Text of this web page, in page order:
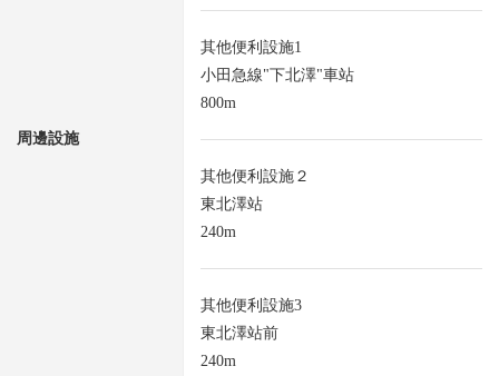
周邊設施
其他便利設施1
小田急線"下北澤"車站
800m
其他便利設施２
東北澤站
240m
其他便利設施3
東北澤站前
240m